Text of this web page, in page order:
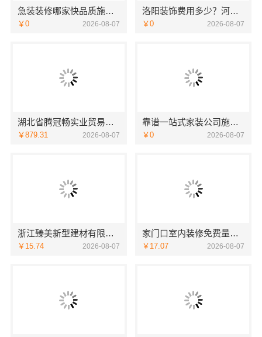
急装装修哪家快品质施工，同城快装省心
￥0 2026-08-07
洛阳装饰费用多少？河南璟臻环保建材有限公司透明报价
￥0 2026-08-07
湖北省腾冠畅实业贸易有限公司：专业轮胎批发平台解决方案
￥879.31 2026-08-07
靠谱一站式家装公司施工南通宏域全宅装饰建材有限公司
￥0 2026-08-07
浙江臻美新型建材有限公司：正规装修质保学区房
￥15.74 2026-08-07
家门口室内装修免费量房，浙江宜美嘉装饰贴心服务
￥17.07 2026-08-07